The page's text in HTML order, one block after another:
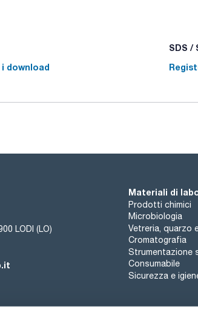
download
SDS /
LODI (LO)
Materiali di
Prodotti chimici
Microbiologia
Vetreria, quarzo
Cromatografia
Strumentazione
Consumabile
Sicurezza e